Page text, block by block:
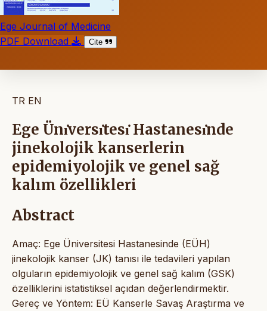
Ege Journal of Medicine
PDF Download
Cite
TR EN
Ege Ünı̇versı̇tesı̇ Hastanesı̇nde
jinekolojik kanserlerin
epidemiyolojik ve genel sağ
kalım özellikleri
Abstract
Amaç: Ege Üniversitesi Hastanesinde (EÜH)
jinekolojik kanser (JK) tanısı ile tedavileri yapılan
olguların epidemiyolojik ve genel sağ kalım (GSK)
özelliklerini istatistiksel açıdan değerlendirmektir.
Gereç ve Yöntem: EÜ Kanserle Savaş Araştırma ve